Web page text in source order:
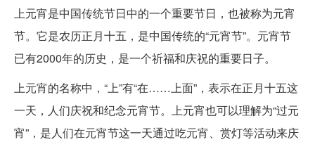
上元宵是中国传统节日中的一个重要节日，也被称为元宵
节。它是农历正月十五，是中国传统的“元宵节”。元宵节
已有2000年的历史，是一个祈福和庆祝的重要日子。
上元宵的名称中，“上”有“在……上面”，表示在正月十五这
一天，人们庆祝和纪念元宵节。上元宵也可以理解为“过元
宵”，是人们在元宵节这一天通过吃元宵、赏灯等活动来庆